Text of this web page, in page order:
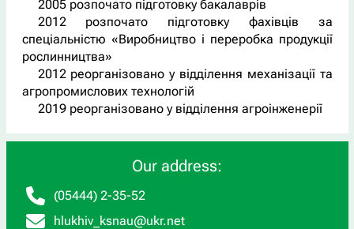
2005 розпочато підготовку бакалаврів
2012 розпочато підготовку фахівців за
спеціальністю «Виробництво і переробка продукції
рослинництва»
2012 реорганізовано у відділення механізації та
агропромислових технологій
2019 реорганізовано у відділення агроінженерії
Our address:
(05444) 2-35-52
hlukhiv_ksnau@ukr.net